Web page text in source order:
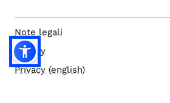
Note legali
Privacy
Privacy (english)